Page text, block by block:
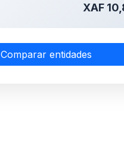
XAF
Comparar entidades